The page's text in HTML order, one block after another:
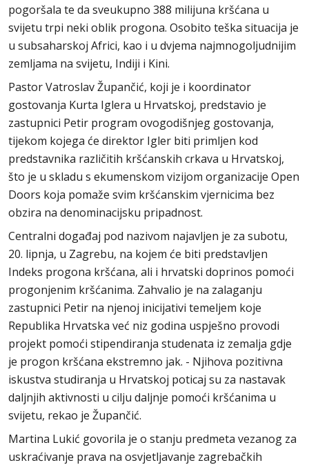
pogoršala te da sveukupno 388 milijuna kršćana u
svijetu trpi neki oblik progona. Osobito teška situacija je
u subsaharskoj Africi, kao i u dvjema najmnogoljudnijim
zemljama na svijetu, Indiji i Kini.
Pastor Vatroslav Župančić, koji je i koordinator
gostovanja Kurta Iglera u Hrvatskoj, predstavio je
zastupnici Petir program ovogodišnjeg gostovanja,
tijekom kojega će direktor Igler biti primljen kod
predstavnika različitih kršćanskih crkava u Hrvatskoj,
što je u skladu s ekumenskom vizijom organizacije Open
Doors koja pomaže svim kršćanskim vjernicima bez
obzira na denominacijsku pripadnost.
Centralni događaj pod nazivom najavljen je za subotu,
20. lipnja, u Zagrebu, na kojem će biti predstavljen
Indeks progona kršćana, ali i hrvatski doprinos pomoći
progonjenim kršćanima. Zahvalio je na zalaganju
zastupnici Petir na njenoj inicijativi temeljem koje
Republika Hrvatska već niz godina uspješno provodi
projekt pomoći stipendiranja studenata iz zemalja gdje
je progon kršćana ekstremno jak. - Njihova pozitivna
iskustva studiranja u Hrvatskoj poticaj su za nastavak
daljnjih aktivnosti u cilju daljnje pomoći kršćanima u
svijetu, rekao je Župančić.
Martina Lukić govorila je o stanju predmeta vezanog za
uskraćivanje prava na osvjetljavanje zagrebačkih